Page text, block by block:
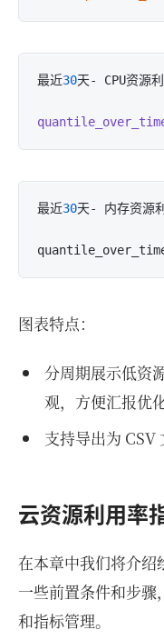
最近30天- CPU资源
最近30天- 内存资源
quantile
图表特点：
分周期展示低资
观，方便汇报优
支持导出为 CSV
云资源利用率
在本章中我们将介
一些前置条件和步骤
和指标管理。